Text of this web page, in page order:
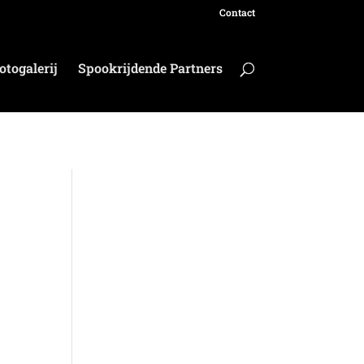
Contact
Spookrijdende Partners